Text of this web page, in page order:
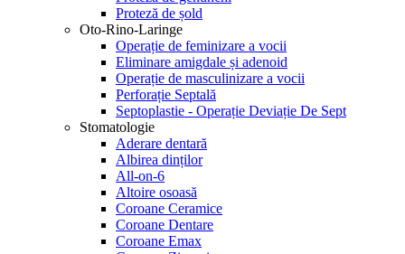
Proteză de șold
Oto-Rino-Laringe
Operație de feminizare a vocii
Eliminare amigdale și adenoid
Operație de masculinizare a vocii
Perforație Septală
Septoplastie - Operație Deviație De Sept
Stomatologie
Aderare dentară
Albirea dinților
All-on-6
Altoire osoasă
Coroane Ceramice
Coroane Dentare
Coroane Emax